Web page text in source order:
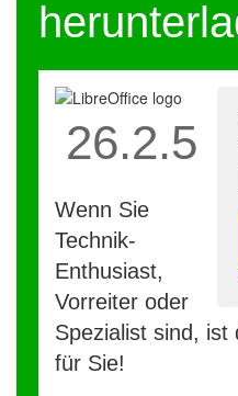
26.2.5
Wenn Sie
Technik-
Enthusiast,
Vorreiter oder
Spezialist sind, ist
für Sie!